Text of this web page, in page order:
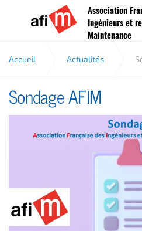
Aller au
Association
Ingénieurs et
Maintenance
Accueil Actualités
Sondage AFIM